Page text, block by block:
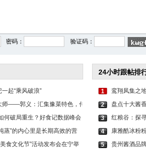
密码： 验证码：
起“乘风破浪”
师——郭义：汇集豫菜特色，传
何破局重生？好食记数据峰会
蒸”的内心里是长期高效的营
食文化节”活动发布会在宁举
24小时跟帖排
1
鸾翔凤集之
2
盘点十大酱
3
红粮谷：探
4
康雅酷冰粉
5
贵州酱酒品